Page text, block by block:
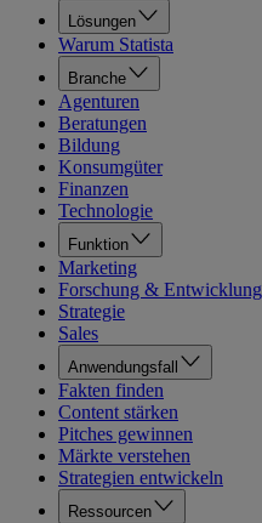
Lösungen
Warum Statista
Branche
Agenturen
Beratungen
Bildung
Konsumgüter
Finanzen
Technologie
Funktion
Marketing
Forschung & Entwicklung
Strategie
Sales
Anwendungsfall
Fakten finden
Content stärken
Pitches gewinnen
Märkte verstehen
Strategien entwickeln
Ressourcen